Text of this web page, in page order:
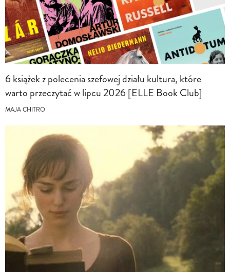
6 książek z polecenia szefowej działu kultura, które
warto przeczytać w lipcu 2026 [ELLE Book Club]
MAJA CHITRO